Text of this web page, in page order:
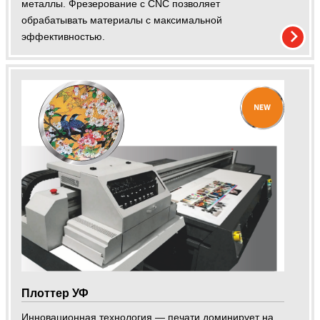
металлы. Фрезерование с CNC позволяет
обрабатывать материалы с максимальной
эффективностью.
Плоттер УФ
Инновационная технология — печати доминирует на